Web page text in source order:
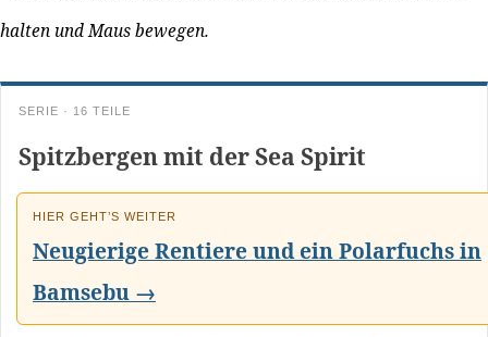
halten und Maus bewegen.
SERIE · 16 TEILE
Spitzbergen mit der Sea Spirit
HIER GEHT’S WEITER
Neugierige Rentiere und ein Polarfuchs in
Bamsebu →